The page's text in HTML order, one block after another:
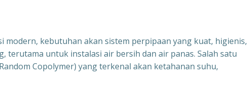
modern, kebutuhan akan sistem perpipaan yang kuat, higienis,
terutama untuk instalasi air bersih dan air panas. Salah satu
Copolymer) yang terkenal akan ketahanan suhu,